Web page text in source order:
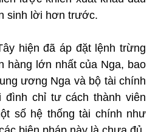
sinh lời hơn trước.
hiện đã áp đặt lệnh trừng
hàng lớn nhất của Nga, bao
ương Nga và bộ tài chính
đình chỉ tư cách thành viên
số hệ thống tài chính như